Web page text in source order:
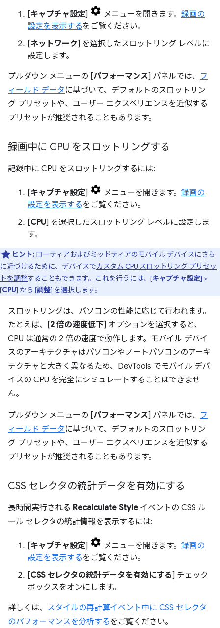
[キャプチャ設定] メニューを開きます。 録画の
設定を表示するをご覧ください。
[ネットワーク] を選択したスロットリング レベルに
設定します。
プルダウン メニューの [パフォーマンス] パネルでは、 フ
ィールド データ に基づいて、デフォルトのスロットリン
グ プリセットや、ユーザー エクスペリエンスを近似する
プリセットが推奨されることもあります。
録画中に CPU をスロットリングする
記録中に CPU をスロットリングするには:
[キャプチャ設定] メニューを開きます。 録画の
設定を表示するをご覧ください。
[CPU] を選択したスロットリング レベルに設定しま
す。
ヒント: ローティアおよびミッドティアのモバイル デバイスにさら
に近づけるために、デバイスでカスタム CPU スロットリング プリセッ
トを調整することもできます。これを行うには、[キャプチャ設定] >
[CPU] から [調整] を選択します。
スロットリングは、パソコンの性能に応じて行われます。
たとえば、[2 倍の速度低下] オプションを選択すると、
CPU は通常の 2 倍の速度で動作します。モバイル デバイ
スのアーキテクチャはパソコンやノートパソコンのアーキ
テクチャと大きく異なるため、DevTools でモバイル デバ
イスの CPU を完全にシミュレートすることはできませ
ん。
プルダウン メニューの [パフォーマンス] パネルでは、 フ
ィールド データ に基づいて、デフォルトのスロットリン
グ プリセットや、ユーザー エクスペリエンスを近似する
プリセットが推奨されることもあります。
CSS セレクタの統計データを有効にする
長時間実行される Recalculate Style イベントの CSS ル
ール セレクタの統計情報を表示するには:
[キャプチャ設定] メニューを開きます。 録画の
設定を表示するをご覧ください。
[CSS セレクタの統計データを有効にする] チェック
ボックスをオンにします。
詳しくは、 スタイルの再計算イベント中に CSS セレクタ
のパフォーマンスを分析するをご覧ください。